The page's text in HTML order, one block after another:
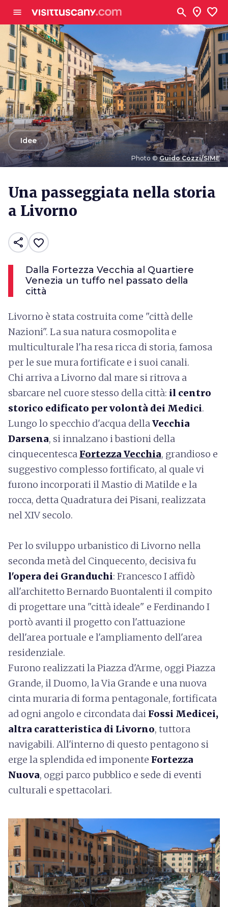
menu search location_on favorite
Photo © Guido Cozzi/SIME
arrow_backIdee
Una passeggiata nella storia
a Livorno
share favorite_border
Dalla Fortezza Vecchia al Quartiere
Venezia un tuffo nel passato della
città
Livorno è stata costruita come "città delle
Nazioni". La sua natura cosmopolita e
multiculturale l'ha resa ricca di storia, famosa
per le sue mura fortificate e i suoi canali.
Chi arriva a Livorno dal mare si ritrova a
sbarcare nel cuore stesso della città: il centro
storico edificato per volontà dei Medici.
Lungo lo specchio d'acqua dellaVecchia
Darsena, si innalzano i bastioni della
cinquecentesca Fortezza Vecchia, grandioso e
suggestivo complesso fortificato, al quale vi
furono incorporati il Mastio di Matilde e la
rocca, detta Quadratura dei Pisani, realizzata
nel XIV secolo.
Per lo sviluppo urbanistico di Livorno nella
seconda metà del Cinquecento, decisiva fu
l'opera dei Granduchi: Francesco I affidò
all'architetto Bernardo Buontalenti il compito
di progettare una "città ideale" e Ferdinando I
portò avanti il progetto con l'attuazione
dell'area portuale e l'ampliamento dell'area
residenziale.
Furono realizzati la Piazza d'Arme, oggi Piazza
Grande, il Duomo, la Via Grande e una nuova
cinta muraria di forma pentagonale, fortificata
ad ogni angolo e circondata dai Fossi Medicei,
altra caratteristica di Livorno, tuttora
navigabili. All'interno di questo pentagono si
erge la splendida ed imponente Fortezza
Nuova, oggi parco pubblico e sede di eventi
culturali e spettacolari.